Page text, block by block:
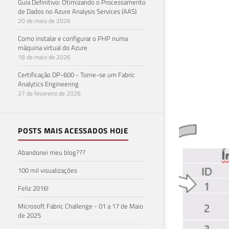
de Dados no Azure Analysis Services (AAS)
20 de maio de 2026
Como instalar e configurar o PHP numa
máquina virtual do Azure
18 de maio de 2026
Certificação DP-600 - Torne-se um Fabric
Analytics Engineering
27 de fevereiro de 2026
POSTS MAIS ACESSADOS HOJE
Abandonei meu blog???
100 mil visualizações
Feliz 2016!
Microsoft Fabric Challenge - 01 a 17 de Maio
de 2025